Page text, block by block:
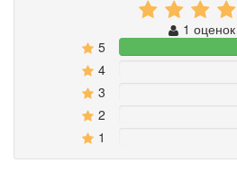
1 оценок
5
100%
4
3
2
1